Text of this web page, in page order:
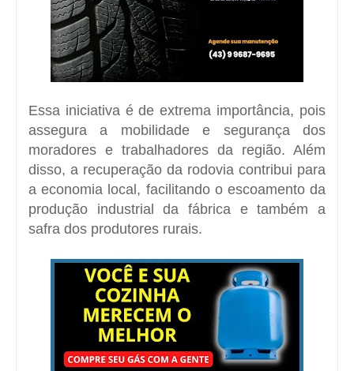
Essa iniciativa é de extrema importância, pois
assegura a mobilidade e segurança dos
moradores e trabalhadores da região. Além
disso, a recuperação da rodovia contribui para
a economia local, facilitando o escoamento da
produção industrial da fábrica e também a
safra dos produtores rurais.